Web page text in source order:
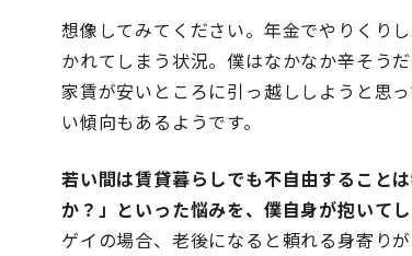
想像してみてください。年金でやりくり
かれてしまう状況。僕はなかなか辛そうだ
家賃が安いところに引っ越ししようと思
い傾向もあるようです。
若い間は賃貸暮らしでも不自由すること
か？」といった悩みを、僕自身が抱いて
ゲイの場合、老後になると頼れる身寄り